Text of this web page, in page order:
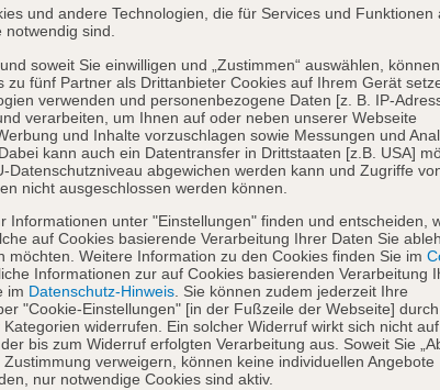
und andere Technologien, die für Services und Funktionen
notwendig sind.
soweit Sie einwilligen und „Zustimmen“ auswählen,
zu fünf Partner als Drittanbieter Cookies auf Ihrem Gerät
verwenden und personenbezogene Daten [z. B. IP-
verarbeiten, um Ihnen auf oder neben unserer Webseite
und Inhalte vorzuschlagen sowie Messungen und
kann auch ein Datentransfer in Drittstaaten [z.B. USA]
Datenschutzniveau abgewichen werden kann und Zugriffe
nicht ausgeschlossen werden können.
Informationen unter "Einstellungen" finden und entscheiden,
auf Cookies basierende Verarbeitung Ihrer Daten Sie
möchten. Weitere Information zu den Cookies finden Sie im
Informationen zur auf Cookies basierenden Verarbeitung
im Datenschutz-Hinweis . Sie können zudem jederzeit Ihre
"Cookie-Einstellungen" [in der Fußzeile der Webseite] durch
widerrufen. Ein solcher Widerruf wirkt sich nicht
bis zum Widerruf erfolgten Verarbeitung aus. Soweit Sie
verweigern, können keine individuellen Angebote
nur notwendige Cookies sind aktiv.